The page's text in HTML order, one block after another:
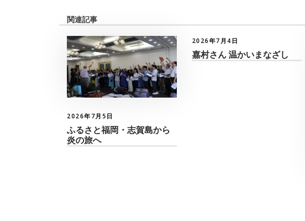
関連記事
2026年7月5日
ふるさと福岡・志賀島から
炎の旅へ
2026年7月4日
嘉村さん 温かいまなざし